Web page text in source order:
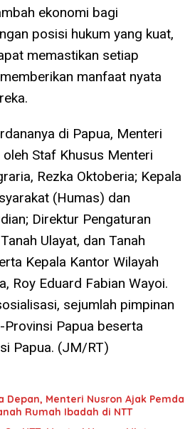
ekonomi bagi
posisi hukum yang kuat,
memastikan setiap
manfaat nyata
di Papua, Menteri
Staf Khusus Menteri
Rezka Oktoberia; Kepala
(Humas) dan
Direktur Pengaturan
Ulayat, dan Tanah
Kepala Kantor Wilayah
Roy Eduard Fabian Wayoi.
sejumlah pimpinan
Papua beserta
Papua. (JM/RT)
Depan, Menteri Nusron Ajak Pemda
Rumah Ibadah di NTT